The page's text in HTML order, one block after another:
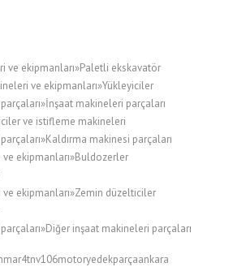
ve ekipmanları»Paletli ekskavatör
ve ekipmanları»Yükleyiciler
makineleri parçaları
ve istifleme makineleri
makinesi parçaları
ve ekipmanları»Buldozerler
ve ekipmanları»Zemin düzelticiler
inşaat makineleri parçaları